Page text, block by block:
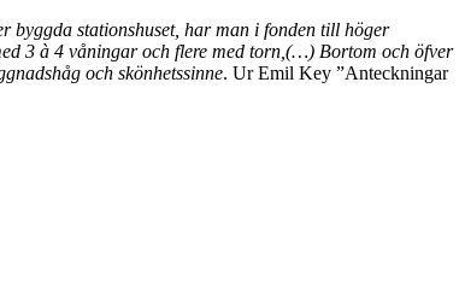
byggda stationshuset, har man i fonden till höger
3 à 4 våningar och flere med torn,(…) Bortom och öfver
och skönhetssinne. Ur Emil Key ”Anteckningar